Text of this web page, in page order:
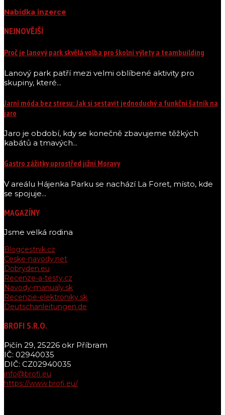
Nabídka inzerce
NEJNOVĚJŠÍ
Proč je lanový park skvělá volba pro školní výlety a teambuilding
Lanový park patří mezi velmi oblíbené aktivity pro
skupiny, které...
Jarní móda bez stresu: Jak si sestavit jednoduchý a funkční šatník na
jaro
Jaro je období, kdy se konečně zbavujeme těžkých
kabátů a tmavých...
Gastro zážitky uprostřed jižní Moravy
V areálu Hájenka Parku se nachází La Foret, místo, kde
se spojuje...
MAGAZÍNY
Jsme velká rodina
Blogcestnik.cz
Ceske-navody.net
Dobryden.eu
Recenze-a-testy.cz
Navody-manualy.sk
Recenzie-elektroniky.sk
Deutschanleitungen.de
BROFI S.R.O.
Pičín 29, 25226 okr Příbram
IČ: 02940035
DIČ: CZ02940035
info@brofi.eu
https://www.brofi.eu/